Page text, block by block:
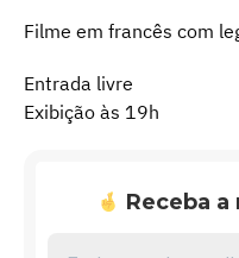
Filme em francês com
Entrada livre
Exibição às 19h
Receba